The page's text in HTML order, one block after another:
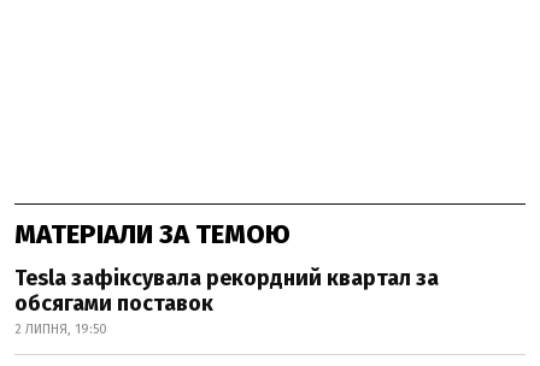
МАТЕРІАЛИ ЗА ТЕМОЮ
Tesla зафіксувала рекордний квартал за
обсягами поставок
2 ЛИПНЯ, 19:50